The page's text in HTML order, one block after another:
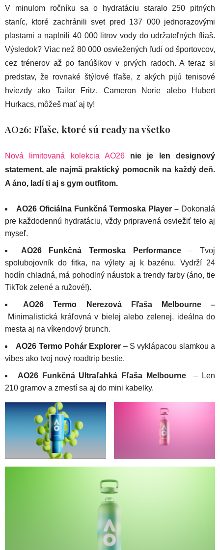
V minulom ročníku sa o hydratáciu staralo 250 pitných
staníc, ktoré zachránili svet pred 137 000 jednorazovými
plastami a naplnili 40 000 litrov vody do udržateľných fliaš.
Výsledok? Viac než 80 000 osviežených ľudí od športovcov,
cez trénerov až po fanúšikov v prvých radoch. A teraz si
predstav, že rovnaké štýlové fľaše, z akých pijú tenisové
hviezdy ako Tailor Fritz, Cameron Norie alebo Hubert
Hurkacs, môžeš mať aj ty!
AO26: Fľaše, ktoré sú ready na všetko
Nová limitovaná kolekcia AO26
nie je len designový
statement, ale najmä praktický pomocník na každý deň.
A áno, ladí ti aj s gym outfitom.
AO26 Oficiálna Funkčná Termoska Player – Dokonalá
pre každodennú hydratáciu, vždy pripravená osviežiť telo aj
myseľ.
AO26 Funkčná Termoska Performance– Tvoj
spolubojovník do fitka, na výlety aj k bazénu. Vydrží 24
hodín chladná, má pohodlný náustok a trendy farby (áno, tie
TikTok zelené a ružové!).
AO26 Termo Nerezová Fľaša Melbourne –
Minimalistická kráľovná v bielej alebo zelenej, ideálna do
mesta aj na víkendový brunch.
AO26 Termo Pohár Explorer – S vyklápacou slamkou a
vibes ako tvoj nový roadtrip bestie.
AO26 Funkčná Ultraľahká Fľaša Melbourne
– Len
210 gramov a zmestí sa aj do mini kabelky.